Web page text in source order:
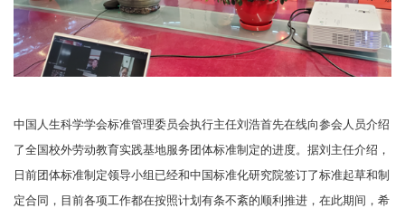
中国人生科学学会标准管理委员会执行主任刘浩首先在线向参会人员介绍
了全国校外劳动教育实践基地服务团体标准制定的进度。据刘主任介绍，
日前团体标准制定领导小组已经和中国标准化研究院签订了标准起草和制
定合同，目前各项工作都在按照计划有条不紊的顺利推进，在此期间，希